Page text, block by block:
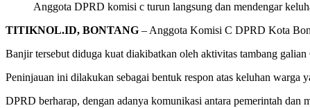
Anggota DPRD komisi c turun langsung dan mendengar
TITIKNOL.ID, BONTANG – Anggota Komisi C DPRD Kota
Banjir tersebut diduga kuat diakibatkan oleh aktivitas tambang
Peninjauan ini dilakukan sebagai bentuk respon atas keluhan warga
DPRD berharap, dengan adanya komunikasi antara pemerintah dan